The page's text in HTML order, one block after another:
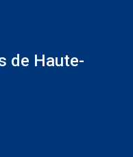
de Haute-